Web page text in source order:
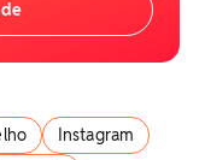
Instagram